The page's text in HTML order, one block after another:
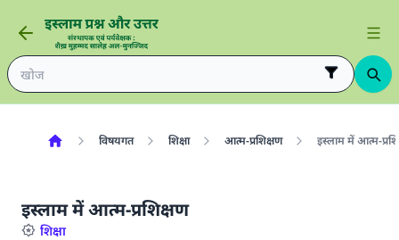
विषयगत शिक्षा आत्म-प्रशिक्षण इस्लाम में आत्म-
इस्लाम में आत्म-प्रशिक्षण
शिक्षा